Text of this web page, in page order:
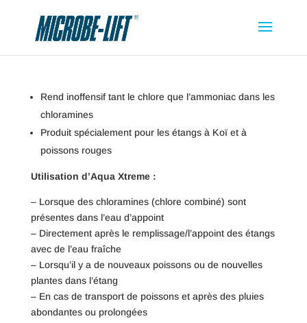
Rend inoffensif tant le chlore que l’ammoniac dans les
chloramines
Produit spécialement pour les étangs à Koï et à
poissons rouges
Utilisation d’Aqua Xtreme :
– Lorsque des chloramines (chlore combiné) sont
présentes dans l’eau d’appoint
– Directement après le remplissage/l’appoint des étangs
avec de l’eau fraîche
– Lorsqu’il y a de nouveaux poissons ou de nouvelles
plantes dans l’étang
– En cas de transport de poissons et après des pluies
abondantes ou prolongées